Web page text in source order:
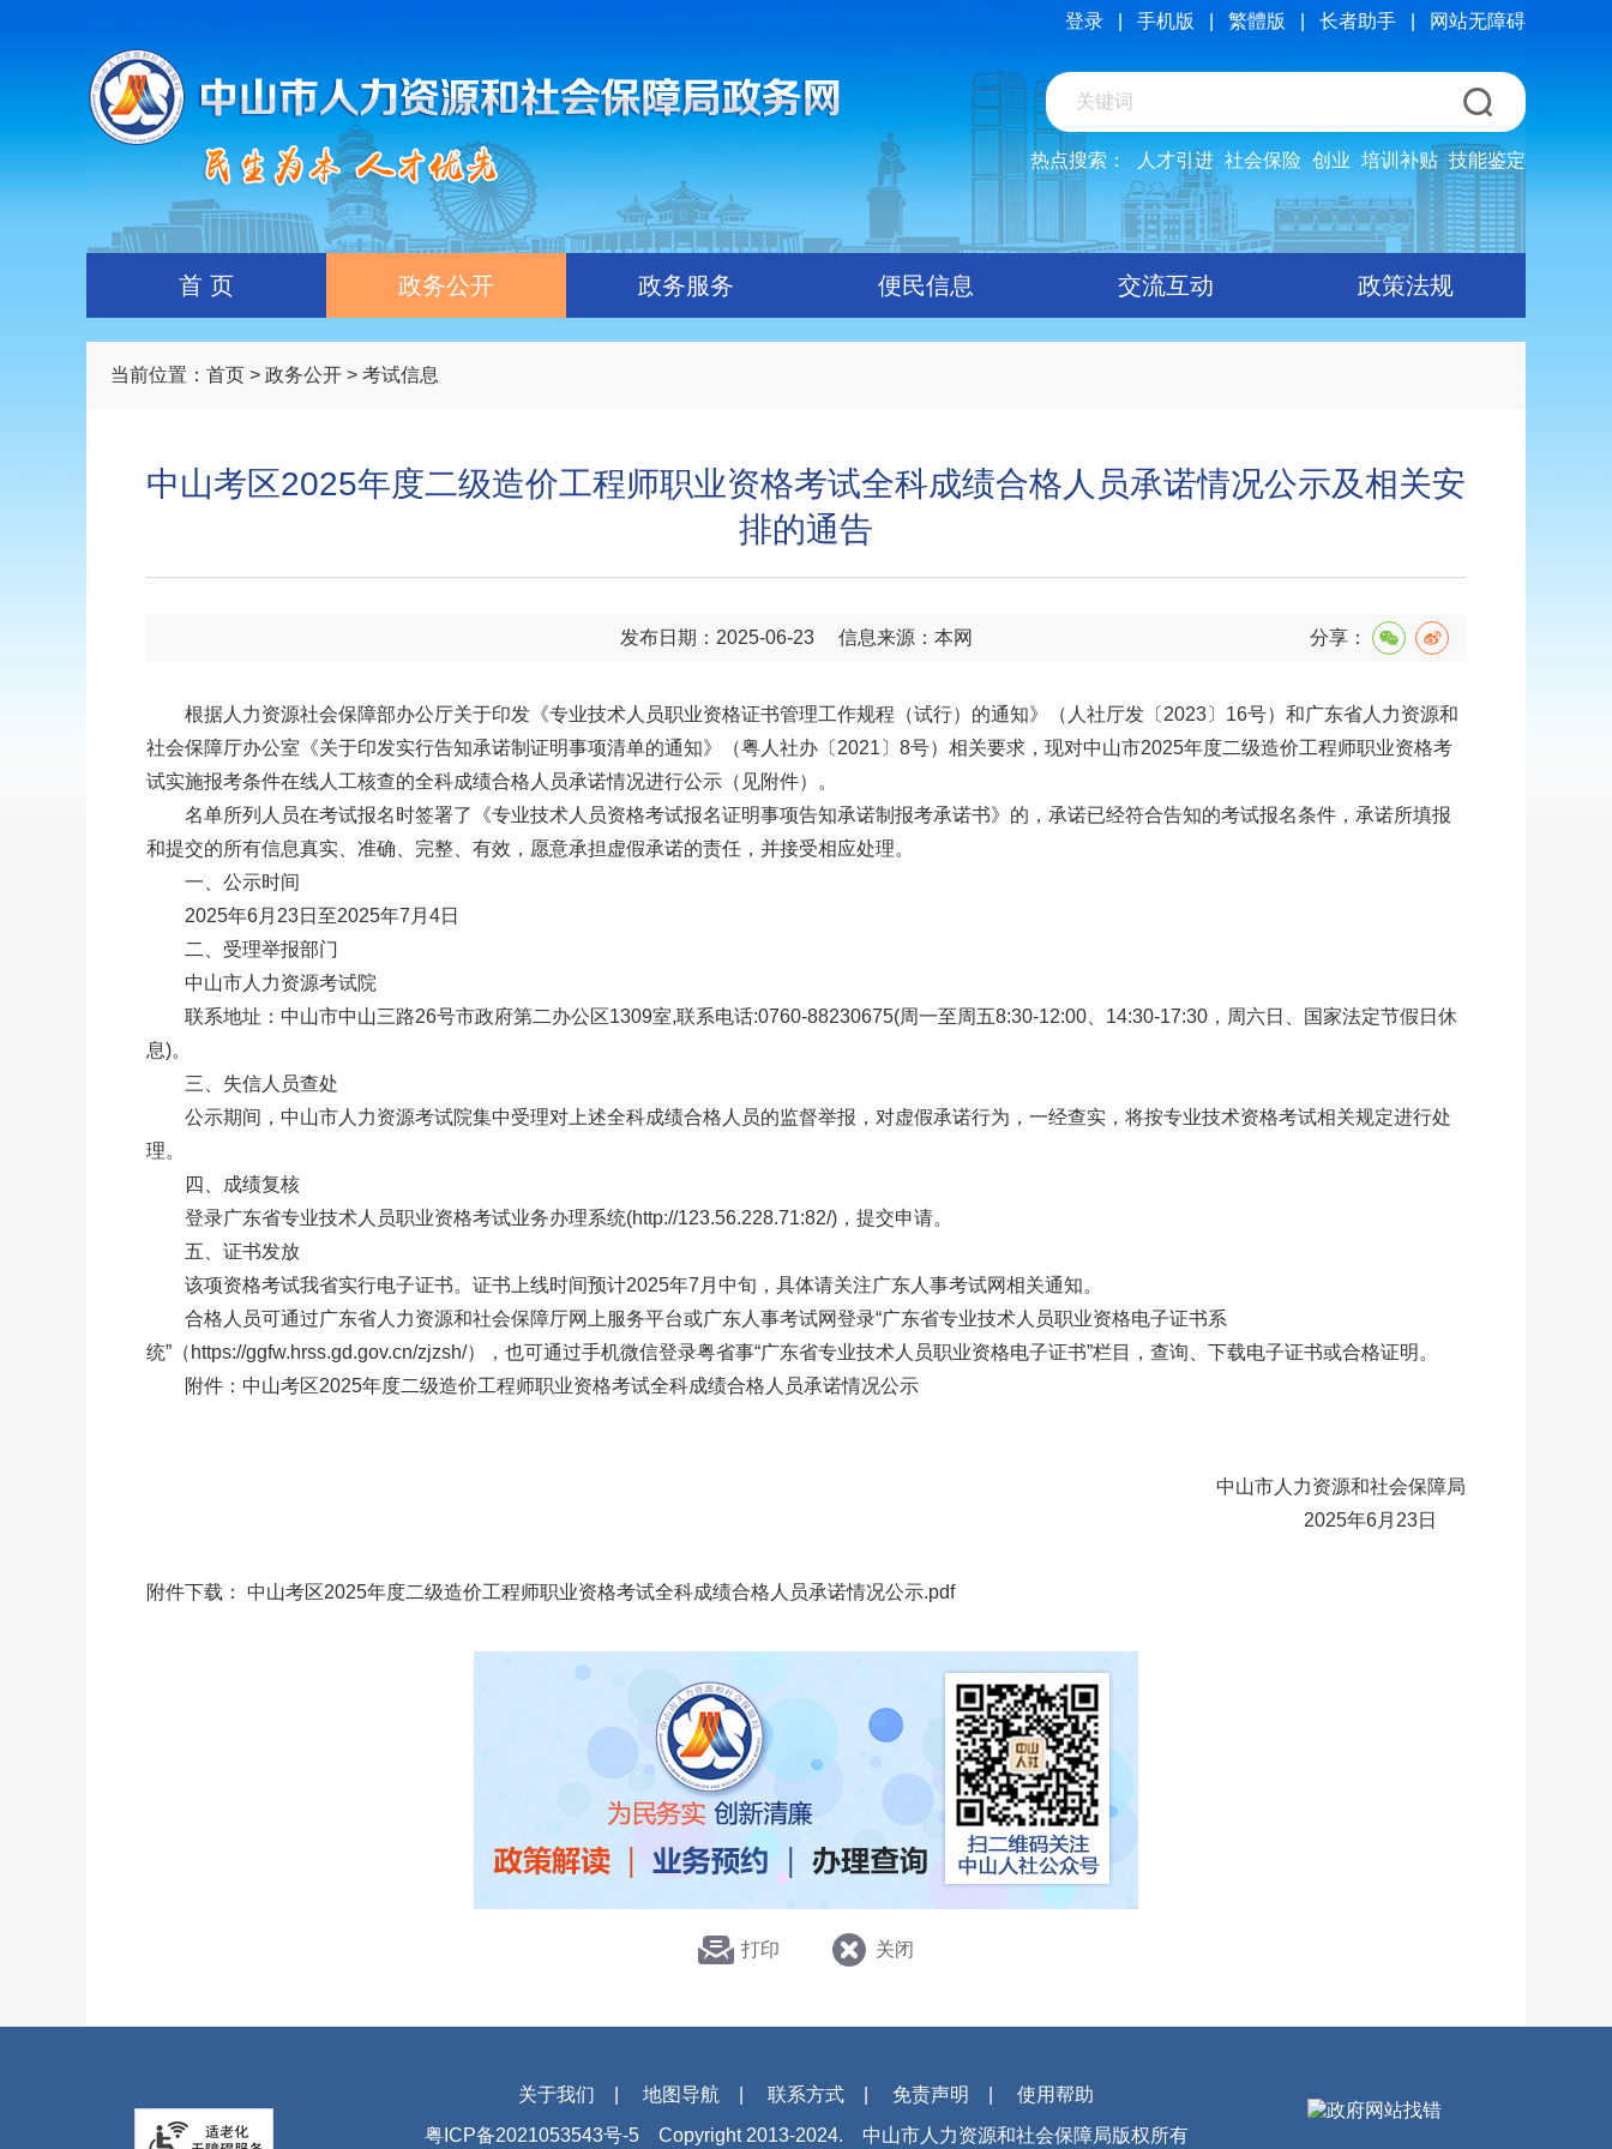
登录 手机版 繁體版 长者助手 网站无障碍
热点搜索： 人才引进 社会保险 创业 培训补贴 技能鉴定
首 页 政务公开 政务服务 便民信息 交流互动 政策法规
当前位置： 首页 > 政务公开 > 考试信息
中山考区2025年度二级造价工程师职业资格考试全科成绩合格人员承诺情况公示及相关安
排的通告
发布日期：2025-06-23 信息来源：本网 分享：
根据人力资源社会保障部办公厅关于印发《专业技术人员职业资格证书管理工作规程（试行）的通知》（人社厅发〔2023〕16号）和广东省人力资源和
社会保障厅办公室《关于印发实行告知承诺制证明事项清单的通知》（粤人社办〔2021〕8号）相关要求，现对中山市2025年度二级造价工程师职业资格考
试实施报考条件在线人工核查的全科成绩合格人员承诺情况进行公示（见附件）。
名单所列人员在考试报名时签署了《专业技术人员资格考试报名证明事项告知承诺制报考承诺书》的，承诺已经符合告知的考试报名条件，承诺所填报
和提交的所有信息真实、准确、完整、有效，愿意承担虚假承诺的责任，并接受相应处理。
一、公示时间
2025年6月23日至2025年7月4日
二、受理举报部门
中山市人力资源考试院
联系地址：中山市中山三路26号市政府第二办公区1309室,联系电话:0760-88230675(周一至周五8:30-12:00、14:30-17:30，周六日、国家法定节假日休
息)。
三、失信人员查处
公示期间，中山市人力资源考试院集中受理对上述全科成绩合格人员的监督举报，对虚假承诺行为，一经查实，将按专业技术资格考试相关规定进行处
理。
四、成绩复核
登录广东省专业技术人员职业资格考试业务办理系统(http://123.56.228.71:82/)，提交申请。
五、证书发放
该项资格考试我省实行电子证书。证书上线时间预计2025年7月中旬，具体请关注广东人事考试网相关通知。
合格人员可通过广东省人力资源和社会保障厅网上服务平台或广东人事考试网登录“广东省专业技术人员职业资格电子证书系
统”（https://ggfw.hrss.gd.gov.cn/zjzsh/），也可通过手机微信登录粤省事“广东省专业技术人员职业资格电子证书”栏目，查询、下载电子证书或合格证明。
附件：中山考区2025年度二级造价工程师职业资格考试全科成绩合格人员承诺情况公示
中山市人力资源和社会保障局
2025年6月23日
附件下载： 中山考区2025年度二级造价工程师职业资格考试全科成绩合格人员承诺情况公示.pdf
打印 关闭
关于我们 地图导航 联系方式 免责声明
使用帮助
粤ICP备2021053543号-5Copyright 2013-2024. 中山市人力资源和社会保障局版权所有